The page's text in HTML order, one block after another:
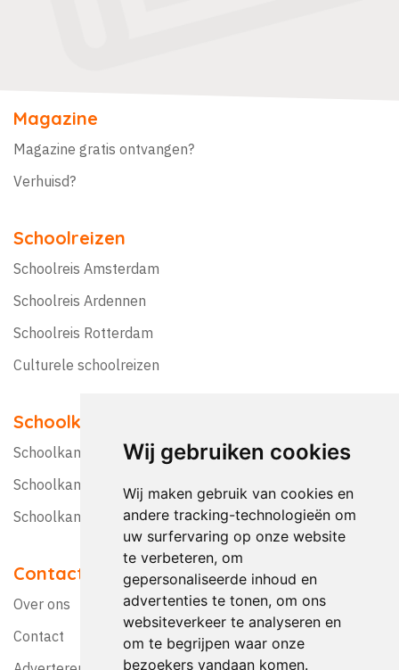
Wij gebruiken cookies
Wij maken gebruik van cookies en
andere tracking-technologieën om
uw surfervaring op onze website
te verbeteren, om
gepersonaliseerde inhoud en
advertenties te tonen, om ons
websiteverkeer te analyseren en
om te begrijpen waar onze
bezoekers vandaan komen.
Magazine
Magazine gratis ontvangen?
Verhuisd?
Schoolreizen
Schoolreis Amsterdam
Schoolreis Ardennen
Schoolreis Rotterdam
Culturele schoolreizen
Schoolkampen
Schoolkamp Nederland
Schoolkamp België
Schoolkamptips
Contact
Over ons
Contact